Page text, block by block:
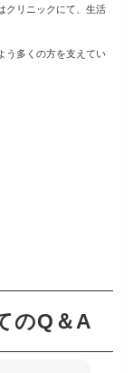
クリニックにて、生活
う多くの方を支えてい
のQ＆A